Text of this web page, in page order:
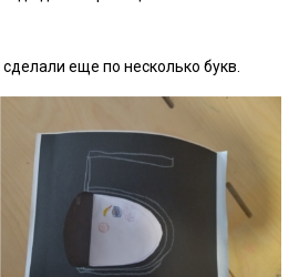
еще по несколько букв.